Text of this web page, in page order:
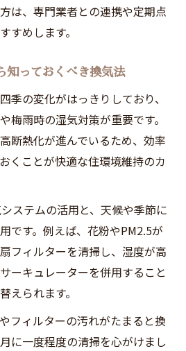
は、専門業者との連携や定期点
すめします。
知っておくべき換気法
季の変化がはっきりしており、
梅雨時の湿気対策が重要です。
断熱化が進んでいるため、効率
くことが快適な住環境維持のカ
ステムの活用と、天候や季節に
です。例えば、花粉やPM2.5が
フィルターを清掃し、湿度が高
ーキュレーターを併用すること
えられます。
フィルターの汚れがたまると換
に一度程度の清掃を心がけまし